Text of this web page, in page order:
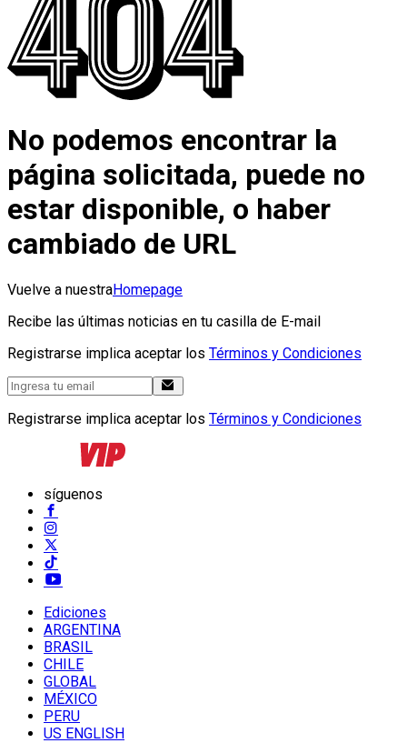
No podemos encontrar la
página solicitada, puede no
estar disponible, o haber
cambiado de URL
Vuelve a nuestraHomepage
Recibe las últimas noticias en tu casilla de E-mail
Registrarse implica aceptar los Términos y Condiciones
Registrarse implica aceptar los Términos y Condiciones
síguenos
Ediciones
ARGENTINA
BRASIL
CHILE
GLOBAL
MÉXICO
PERU
US ENGLISH